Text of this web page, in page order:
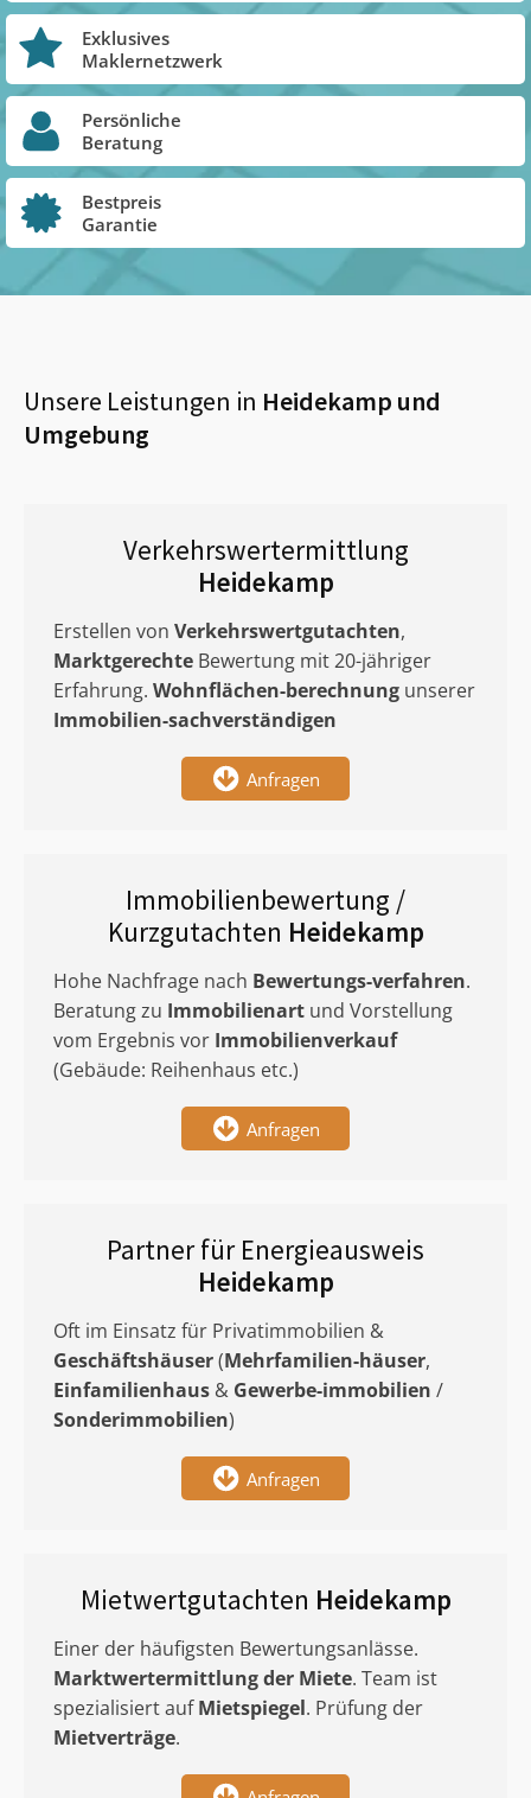
Exklusives
Maklernetzwerk
Persönliche
Beratung
Bestpreis
Garantie
Unsere Leistungen in Heidekamp und
Umgebung
Verkehrswertermittlung
Heidekamp
Erstellen von Verkehrswertgutachten,
Marktgerechte Bewertung mit 20-jähriger
Erfahrung. Wohnflächen-berechnung unserer
Immobilien-sachverständigen
Anfragen
Immobilienbewertung /
Kurzgutachten Heidekamp
Hohe Nachfrage nach Bewertungs-verfahren.
Beratung zu Immobilienart und Vorstellung
vom Ergebnis vor Immobilienverkauf
(Gebäude: Reihenhaus etc.)
Anfragen
Partner für Energieausweis
Heidekamp
Oft im Einsatz für Privatimmobilien &
Geschäftshäuser(Mehrfamilien-häuser,
Einfamilienhaus & Gewerbe-immobilien /
Sonderimmobilien)
Anfragen
Mietwertgutachten Heidekamp
Einer der häufigsten Bewertungsanlässe.
Marktwertermittlungder Miete. Team ist
spezialisiert aufMietspiegel. Prüfung der
Mietverträge.